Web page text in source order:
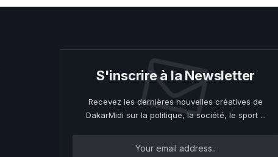
S'inscrire à la Newsletter
Recevez les dernières nouvelles créatives de
DakarMidi sur la politique, la société, le sport ...